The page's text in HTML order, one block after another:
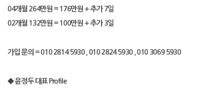
04개월 264만원 = 176만원 + 추가 7일
02개월 132만원 = 100만원 + 추가 3일
가입 문의 = 010 2814 5930 , 010 2824 5930 , 010 3069 5930
◆윤정두 대표 Profile